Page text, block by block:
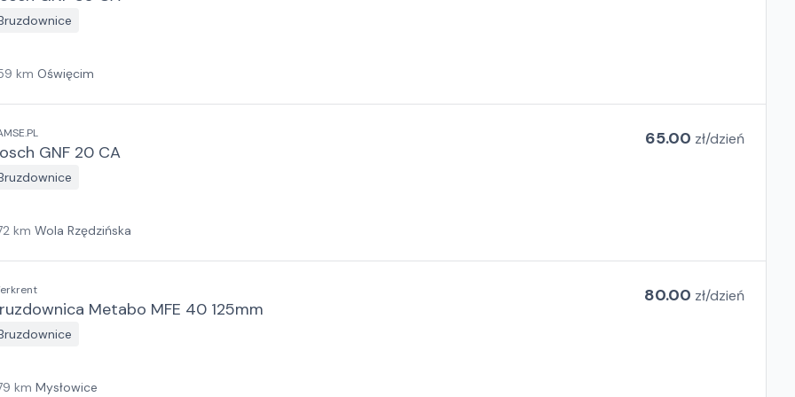
km Oświęcim
GNF 20 CA
65.00 zł/dzień
km Wola Rzędzińska
Metabo MFE 40 125mm
80.00 zł/dzień
km Mysłowice